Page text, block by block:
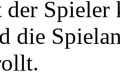
der
die